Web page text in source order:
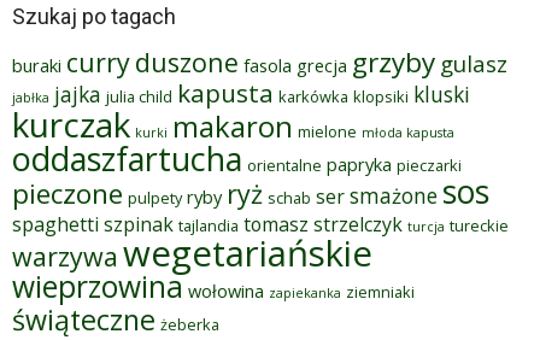
Szukaj po tagach
buraki curryduszone fasola grecja grzyby gulasz
jabłka jajka julia child kapusta karkówka klopsiki kluski
kurczak kurki makaron mielone młoda kapusta
oddaszfartucha orientalne papryka pieczarki
pieczone pulpety ryby ryż schab sersmażone sos
spaghetti szpinak tajlandia tomasz strzelczyk turcja tureckie
warzywa wegetariańskie
wieprzowina wołowina zapiekanka ziemniaki
świąteczne żeberka